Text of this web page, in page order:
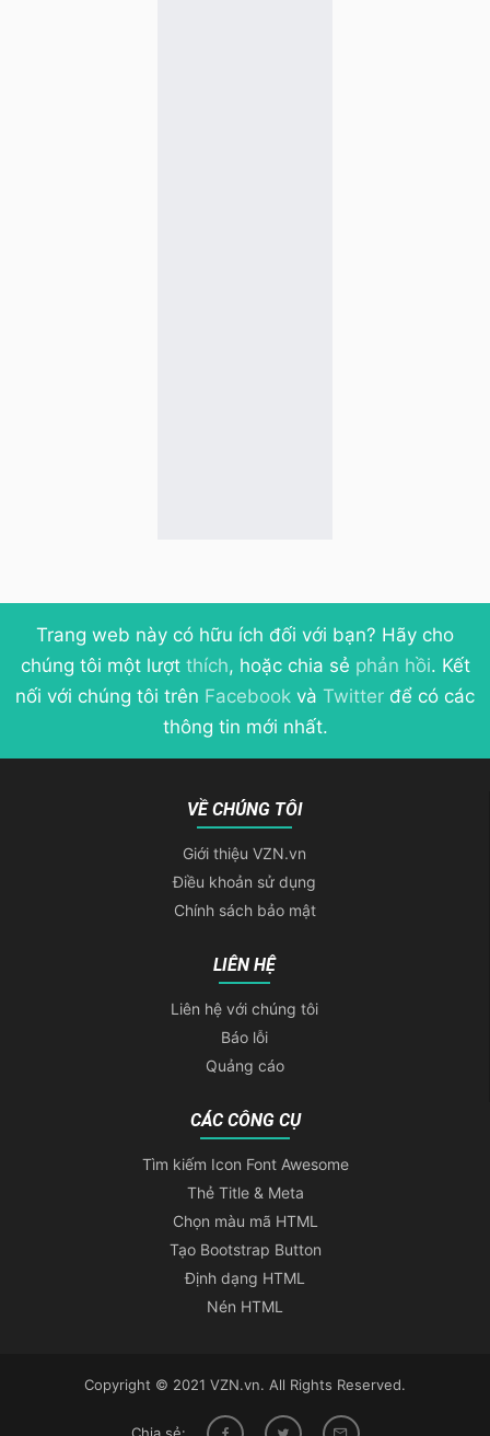
Trang web này có hữu ích đối với bạn? Hãy cho
chúng tôi một lượt thích, hoặc chia sẻ phản hồi. Kết
nối với chúng tôi trên Facebook và Twitter để có các
thông tin mới nhất.
VỀ CHÚNG TÔI
Giới thiệu VZN.vn
Điều khoản sử dụng
Chính sách bảo mật
LIÊN HỆ
Liên hệ với chúng tôi
Báo lỗi
Quảng cáo
CÁC CÔNG CỤ
Tìm kiếm Icon Font Awesome
Thẻ Title & Meta
Chọn màu mã HTML
Tạo Bootstrap Button
Định dạng HTML
Nén HTML
Copyright © 2021 VZN.vn. All Rights Reserved.
Chia sẻ: